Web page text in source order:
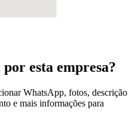
por esta empresa?
WhatsApp, fotos, descrição
e mais informações para